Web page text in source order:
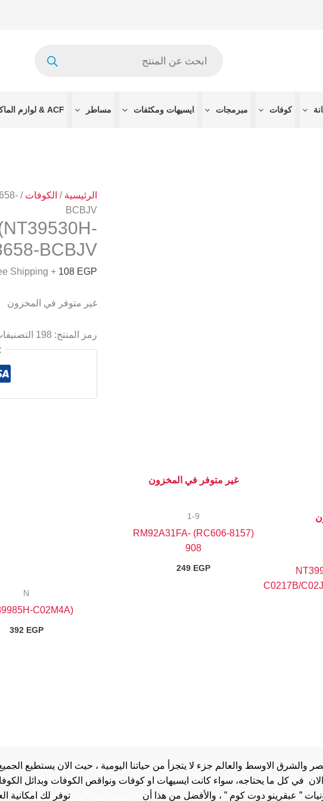
كوفات مبرمجات ايسيهات ومكثفات مساطر ACF & لوازم الماكينات
الرئيسية / الكوفات /
BCBJV
BCBJV
108 EGP
+ Free Shipping
غير متوفر في المخزون
رمز المنتج: 198
(D160998NL-
C0217B/
غير متوفر في المخزون
1-9
(8157-RC606) RM92A31FA-
908
249 EGP
N
(NT39985H-C02M4A)
392 EGP
والشرق الاوسط والعالم جزء لا يتجزأ من حياتنا اليومية ، حيث الان يستطيع
الان في كل ما يحتاجه، سواء كانت ايسيهات او كوفات ونواقص الكوفات وبدائل
” عبقرينو دوت كوم ” ، والأفضل من هذا أن
توفر لك امكانية